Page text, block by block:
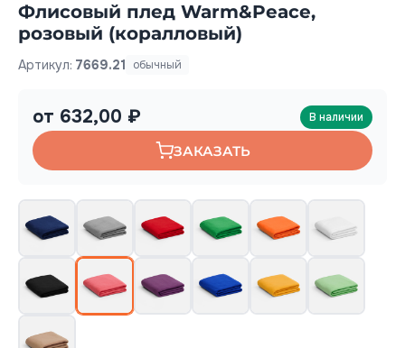
Флисовый плед Warm&Peace,
розовый (коралловый)
Артикул: 7669.21 обычный
от 632,00 ₽ В наличии
ЗАКАЗАТЬ